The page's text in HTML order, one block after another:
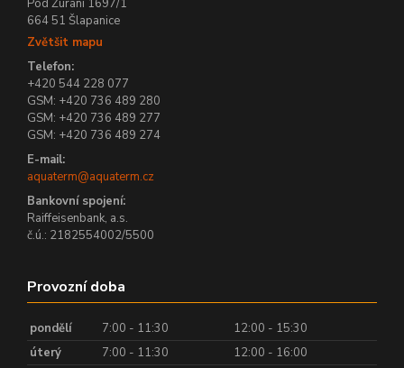
Pod Žurání 1697/1
664 51 Šlapanice
Zvětšit mapu
Telefon:
+420 544 228 077
GSM: +420 736 489 280
GSM: +420 736 489 277
GSM: +420 736 489 274
E-mail:
aquaterm@aquaterm.cz
Bankovní spojení:
Raiffeisenbank, a.s.
č.ú.: 2182554002/5500
Provozní doba
pondělí 7:00 - 11:30
12:00 - 15:30
úterý
7:00 - 11:30
12:00 - 16:00